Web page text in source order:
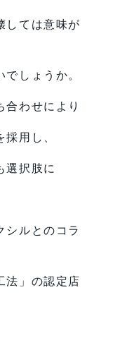
しては意味が
しょうか。
合わせにより
採用し、
選択肢に
シルとのコラ
法」の認定店